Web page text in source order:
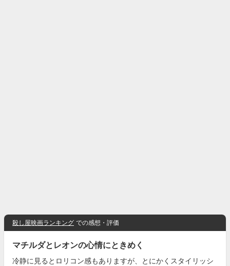
殺し屋映画ランキング での感想・評価
マチルダとレオンの心情にときめく
冷静に見るとロリコン感もありますが、とにかくスタイリッシ